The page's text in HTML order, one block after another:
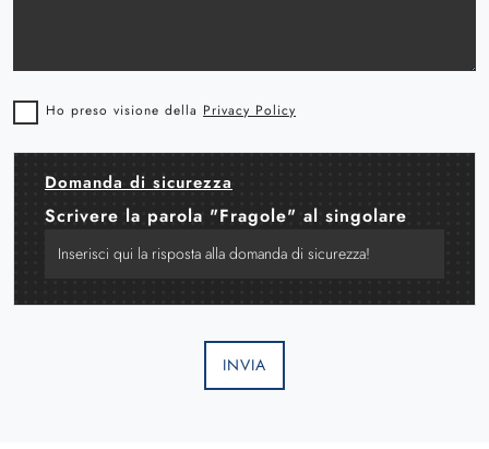
Ho preso visione della Privacy Policy
Domanda di sicurezza
Scrivere la parola "Fragole" al singolare
INVIA